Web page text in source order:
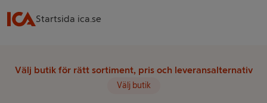
Startsida ica.se
Välj butik för rätt sortiment, pris och leveransalternativ
Välj butik